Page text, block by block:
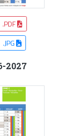
2027